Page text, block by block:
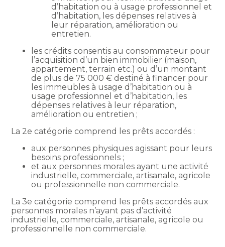
d’habitation ou à usage professionnel et
d’habitation, les dépenses relatives à
leur réparation, amélioration ou
entretien.
les crédits consentis au consommateur pour
l’acquisition d’un bien immobilier (maison,
appartement, terrain etc.) ou d’un montant
de plus de 75 000 € destiné à financer pour
les immeubles à usage d’habitation ou à
usage professionnel et d’habitation, les
dépenses relatives à leur réparation,
amélioration ou entretien ;
La 2e catégorie comprend les prêts accordés :
aux personnes physiques agissant pour leurs
besoins professionnels ;
et aux personnes morales ayant une activité
industrielle, commerciale, artisanale, agricole
ou professionnelle non commerciale.
La 3e catégorie comprend les prêts accordés aux
personnes morales n’ayant pas d’activité
industrielle, commerciale, artisanale, agricole ou
professionnelle non commerciale.